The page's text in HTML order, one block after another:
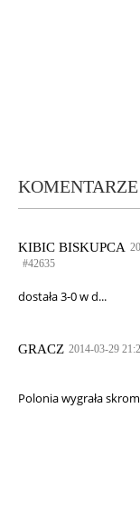
KOMENTARZE
KIBIC BISKUPCA
#42635
dostała 3-0 w d...
GRACZ 2014-03-29
Polonia wygrała